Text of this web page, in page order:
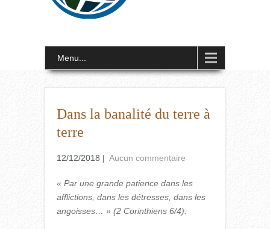
Menu...
Dans la banalité du terre à
terre
12/12/2018 | Aucun commentaire
« Par une grande patience dans les
afflictions, dans les détresses, dans les
angoisses… » (2 Corinthiens 6/4).